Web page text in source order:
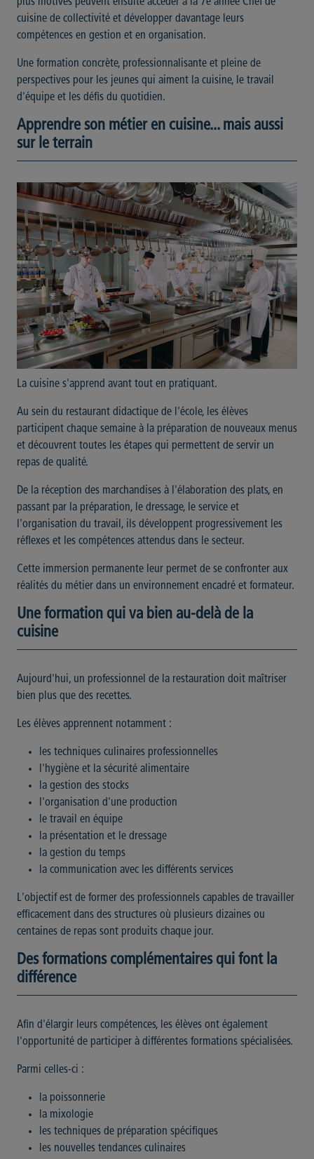
cuisine de collectivité et développer davantage leurs
compétences en gestion et en organisation.
Une formation concrète, professionnalisante et pleine de
perspectives pour les jeunes qui aiment la cuisine, le travail
d'équipe et les défis du quotidien.
Apprendre son métier en cuisine... mais aussi
sur le terrain
La cuisine s'apprend avant tout en pratiquant.
Au sein du restaurant didactique de l'école, les élèves
participent chaque semaine à la préparation de nouveaux menus
et découvrent toutes les étapes qui permettent de servir un
repas de qualité.
De la réception des marchandises à l'élaboration des plats, en
passant par la préparation, le dressage, le service et
l'organisation du travail, ils développent progressivement les
réflexes et les compétences attendus dans le secteur.
Cette immersion permanente leur permet de se confronter aux
réalités du métier dans un environnement encadré et formateur.
Une formation qui va bien au-delà de la
cuisine
Aujourd'hui, un professionnel de la restauration doit maîtriser
bien plus que des recettes.
Les élèves apprennent notamment :
les techniques culinaires professionnelles
l'hygiène et la sécurité alimentaire
la gestion des stocks
l'organisation d'une production
le travail en équipe
la présentation et le dressage
la gestion du temps
la communication avec les différents services
L'objectif est de former des professionnels capables de travailler
efficacement dans des structures où plusieurs dizaines ou
centaines de repas sont produits chaque jour.
Des formations complémentaires qui font la
différence
Afin d'élargir leurs compétences, les élèves ont également
l'opportunité de participer à différentes formations spécialisées.
Parmi celles-ci :
la poissonnerie
la mixologie
les techniques de préparation spécifiques
les nouvelles tendances culinaires